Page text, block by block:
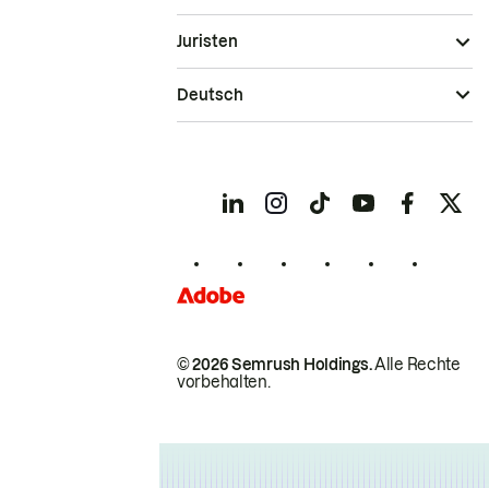
© 2026 Semrush Holdings.Alle Rechte
vorbehalten.
Juristen
Deutsch